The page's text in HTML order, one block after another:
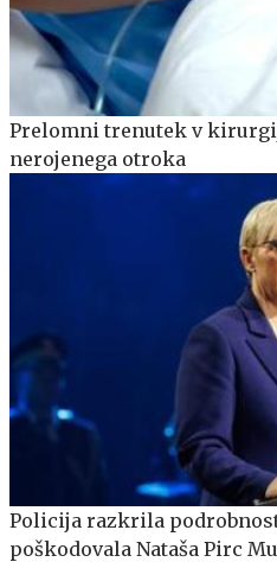
Prelomni trenutek v
nerojenega otroka
Policija razkrila
poškodovala Nataša Pirc